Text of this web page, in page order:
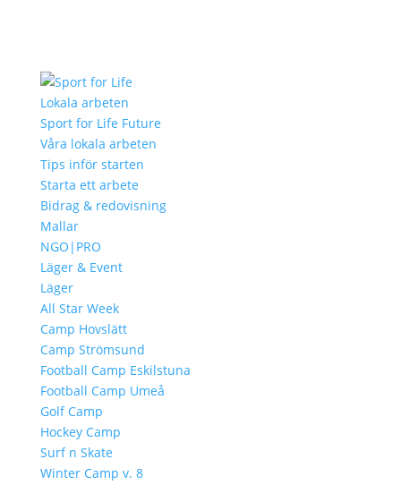
Lokala arbeten
Sport for Life Future
Våra lokala arbeten
Tips inför starten
Starta ett arbete
Bidrag & redovisning
Mallar
NGO|PRO
Läger & Event
Läger
All Star Week
Camp Hovslätt
Camp Strömsund
Football Camp Eskilstuna
Football Camp Umeå
Golf Camp
Hockey Camp
Surf n Skate
Winter Camp v. 8